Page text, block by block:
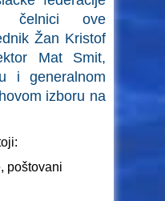
čelnici ove
Žan Kristof
Mat Smit,
i generalnom
izboru na
poštovani